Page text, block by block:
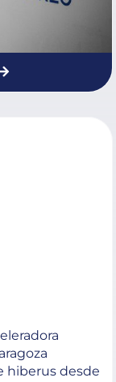
hiberus desde